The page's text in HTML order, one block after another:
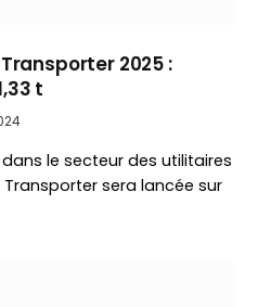
2025 :
t
le secteur des utilitaires
sera lancée sur